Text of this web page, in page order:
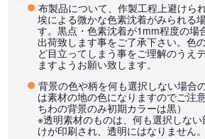
布製品について、作製工程上避けら
埃による微かな色素沈着がみられる
す。黒点・色素沈着が1mm程度の場
出荷致します事をご了承下さい。色
ど目立ってしまう事をご理解のうえ
ますようお願い致します。
背景の色や柄を何も選択しない場合
は素材の地の色になりますのでご注
ちわの背景のみ初期カラーは黒）
※透明素材のものは、何も選択しな
けが印刷され、透明にはなりません。